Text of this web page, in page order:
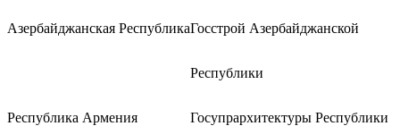
Азербайджанская РеспубликаГосстрой Азербайджанской
Республики
Республика Армения Госупрархитектуры Республики